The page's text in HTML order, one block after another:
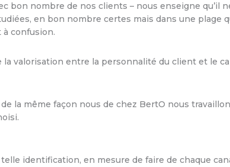
nombre de nos clients – nous enseigne qu’il ne
en bon nombre certes mais dans une plage
confusion.
valorisation entre la personnalité du client et le
la même façon nous de chez BertO nous
identification, en mesure de faire de chaque